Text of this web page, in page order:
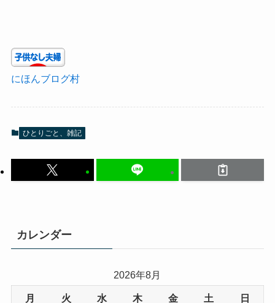
にほんブログ村
ひとりごと、雑記
カレンダー
2026年8月
月 火 水 木 金 土 日